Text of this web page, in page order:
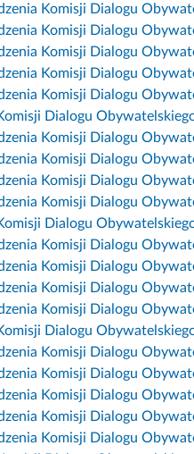
Komisji Dialogu
Komisji Dialogu
Komisji Dialogu
Komisji Dialogu
Komisji Dialogu
Dialogu
Komisji Dialogu
Komisji Dialogu
Komisji Dialogu
Komisji Dialogu
Dialogu
Komisji Dialogu
Komisji Dialogu
Komisji Dialogu
Komisji Dialogu
Dialogu
Komisji Dialogu
Komisji Dialogu
Komisji Dialogu
Komisji Dialogu
Komisji Dialogu